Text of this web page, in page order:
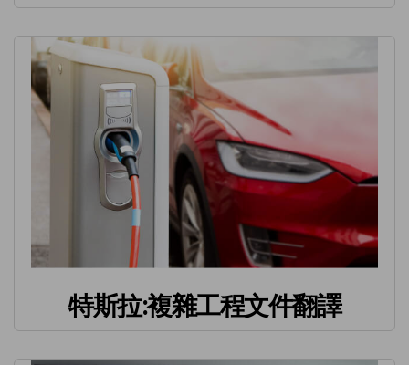
特斯拉:複雜工程文件翻譯